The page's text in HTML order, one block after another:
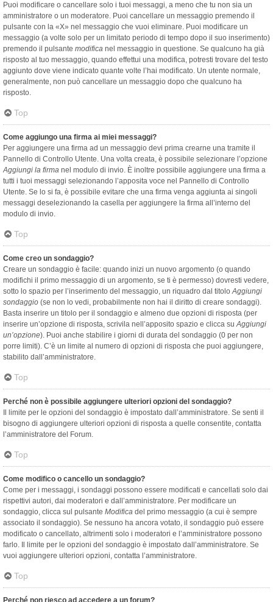
Puoi modificare o cancellare solo i tuoi messaggi, a meno che tu non sia un
amministratore o un moderatore. Puoi cancellare un messaggio premendo il
pulsante con la «X» nel messaggio che vuoi eliminare. Puoi modificare un
messaggio (a volte solo per un limitato periodo di tempo dopo il suo inserimento)
premendo il pulsante modifica nel messaggio in questione. Se qualcuno ha già
risposto al tuo messaggio, quando effettui una modifica, potresti trovare del testo
aggiunto dove viene indicato quante volte l’hai modificato. Un utente normale,
generalmente, non può cancellare un messaggio dopo che qualcuno ha
risposto.
Top
Come aggiungo una firma ai miei messaggi?
Per aggiungere una firma ad un messaggio devi prima crearne una tramite il
Pannello di Controllo Utente. Una volta creata, è possibile selezionare l’opzione
Aggiungi la firma nel modulo di invio. È inoltre possibile aggiungere una firma a
tutti i tuoi messaggi selezionando l’apposita voce nel Pannello di Controllo
Utente. Se lo si fa, è possibile evitare che una firma venga aggiunta ai singoli
messaggi deselezionando la casella per aggiungere la firma all’interno del
modulo di invio.
Top
Come creo un sondaggio?
Creare un sondaggio è facile: quando inizi un nuovo argomento (o quando
modifichi il primo messaggio di un argomento, se ti è permesso) dovresti vedere,
sotto lo spazio per l’inserimento del messaggio, un riquadro dal titoloAggiungi
sondaggio (se non lo vedi, probabilmente non hai il diritto di creare sondaggi).
Basta inserire un titolo per il sondaggio e almeno due opzioni di risposta (per
inserire un’opzione di risposta, scrivila nell’apposito spazio e clicca suAggiungi
un’opzione). Puoi anche stabilire i giorni di durata del sondaggio (0 per non
porre limiti). C’è un limite al numero di opzioni di risposta che puoi aggiungere,
stabilito dall’amministratore.
Top
Perché non è possibile aggiungere ulteriori opzioni del sondaggio?
Il limite per le opzioni del sondaggio è impostato dall’amministratore. Se senti il
bisogno di aggiungere ulteriori opzioni di risposta a quelle consentite, contatta
l’amministratore del Forum.
Top
Come modifico o cancello un sondaggio?
Come per i messaggi, i sondaggi possono essere modificati e cancellati solo dai
rispettivi autori, dai moderatori e dall’amministratore. Per modificare un
sondaggio, clicca sul pulsante Modifica del primo messaggio (a cui è sempre
associato il sondaggio). Se nessuno ha ancora votato, il sondaggio può essere
modificato o cancellato, altrimenti solo i moderatori e l’amministratore possono
farlo. Il limite per le opzioni del sondaggio è impostato dall’amministratore. Se
vuoi aggiungere ulteriori opzioni, contatta l’amministratore.
Top
Perché non riesco ad accedere a un forum?